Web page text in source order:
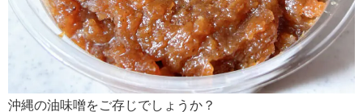
沖縄の油味噌をご存じでしょうか？